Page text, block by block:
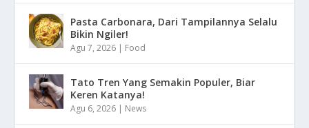
Pasta Carbonara, Dari Tampilannya Selalu
Bikin Ngiler!
Agu 7, 2026 | Food
Tato Tren Yang Semakin Populer, Biar
Keren Katanya!
Agu 6, 2026 | News